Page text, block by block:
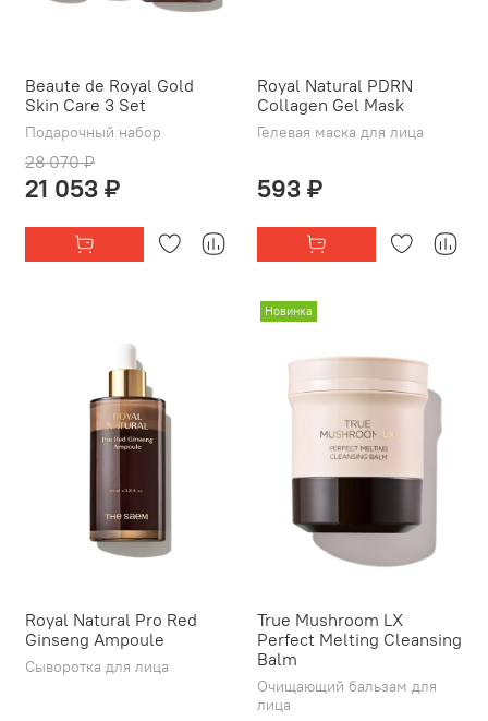
Beaute de Royal Gold
Skin Care 3 Set
Подарочный набор
28 070 ₽
21 053 ₽
Royal Natural PDRN
Collagen Gel Mask
Гелевая маска для лица
593 ₽
Royal Natural Pro Red
Ginseng Ampoule
Сыворотка для лица
Новинка
True Mushroom LX
Perfect Melting Cleansing
Balm
Очищающий бальзам для
лица